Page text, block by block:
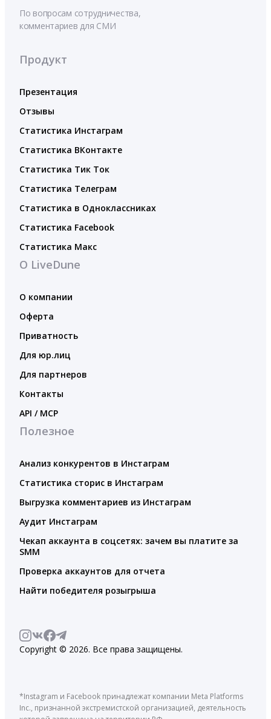
По вопросам сотрудничества,
комментариев для СМИ
Продукт
Презентация
Отзывы
Статистика Инстаграм
Статистика ВКонтакте
Статистика Тик Ток
Статистика Телеграм
Статистика в Одноклассниках
Статистика Facebook
Статистика Макс
О LiveDune
О компании
Оферта
Приватность
Для юр.лиц
Для партнеров
Контакты
API / MCP
Полезное
Анализ конкурентов в Инстаграм
Статистика сторис в Инстаграм
Выгрузка комментариев из Инстаграм
Аудит Инстаграм
Чекап аккаунта в соцсетях: зачем вы платите за
SMM
Проверка аккаунтов для отчета
Найти победителя розыгрыша
Copyright © 2026. Все права защищены.
*Instagram и Facebook принадлежат компании Meta Platforms
Inc., признанной экстремистской организацией, деятельность